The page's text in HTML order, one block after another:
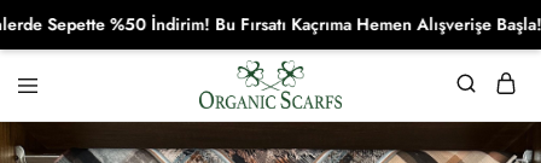
Organikscarf
Sepette %50 İndirim! Bu Fırsatı Kaçrıma Hemen Alışverişe Başla!